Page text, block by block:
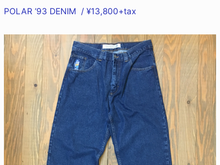
POLAR ’93 DENIM / ¥13,800+tax